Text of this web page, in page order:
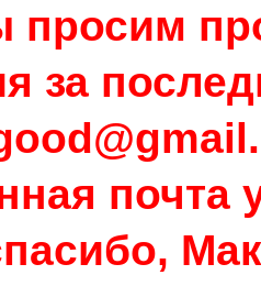
просим
за
почта